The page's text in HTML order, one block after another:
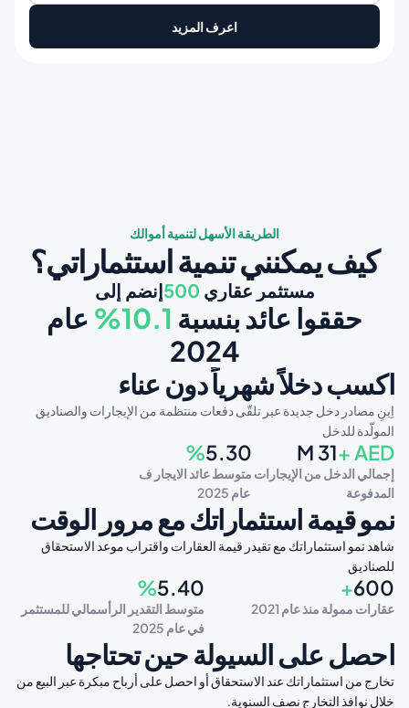
اعرف المزيد
الطريقة الأسهل لتنمية أموالك
كيف يمكنني تنمية استثماراتي؟
مستثمر عقاري إنضم إلى
10.1%
2024
اكسب دخلاً شهرياً دون عناء
المولّدة للدخل
M 31+AED
إجمالي الدخل من الإيجارات
المدفوعة
%5.30
متوسط عائد الايجار ف
عام 2025
نمو قيمة استثماراتك مع مرور الوقت
للصناديق
+600
عقارات ممولة منذ عام 2021
%5.40
في عام 2025
احصل على السيولة حين تحتاجها
خلال نوافذ التخارج نصف السنوية.